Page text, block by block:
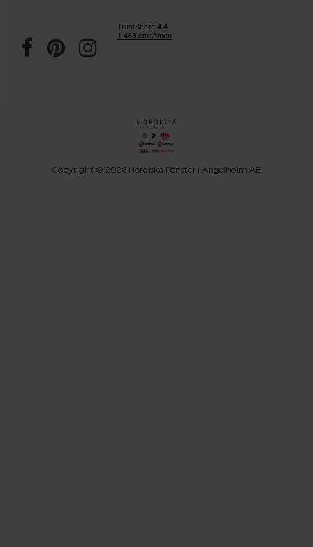
Copyright © 2026 Nordiska Fönster i Ängelholm AB